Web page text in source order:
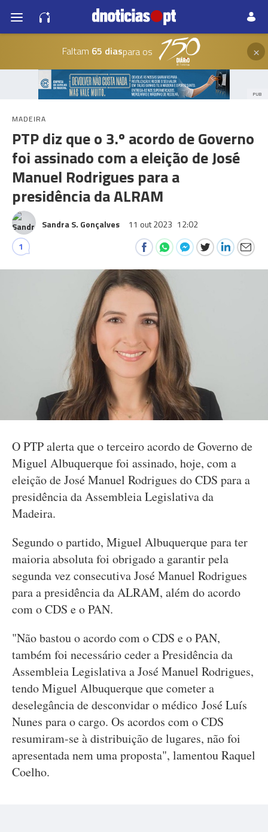
Faltam 65 diaspara os ×
PUB
MADEIRA
PTP diz que o 3.º acordo de Governo
foi assinado com a eleição de José
Manuel Rodrigues para a
presidência da ALRAM
Sandra S. Gonçalves 11 out 2023 12:02
1
O PTP alerta que o terceiro acordo de Governo de
Miguel Albuquerque foi assinado, hoje, com a
eleição de José Manuel Rodrigues do CDS para a
presidência da Assembleia Legislativa da
Madeira.
Segundo o partido, Miguel Albuquerque para ter
maioria absoluta foi obrigado a garantir pela
segunda vez consecutiva José Manuel Rodrigues
para a presidência da ALRAM, além do acordo
com o CDS e o PAN.
"Não bastou o acordo com o CDS e o PAN,
também foi necessário ceder a Presidência da
Assembleia Legislativa a José Manuel Rodrigues,
tendo Miguel Albuquerque que cometer a
deselegância de desconvidar o médico José Luís
Nunes para o cargo. Os acordos com o CDS
resumiram-se à distribuição de lugares, não foi
apresentada nem uma proposta", lamentou Raquel
Coelho.